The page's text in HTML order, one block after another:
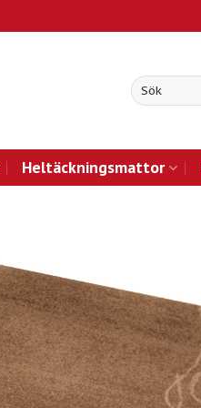
Heltäckningsmattor